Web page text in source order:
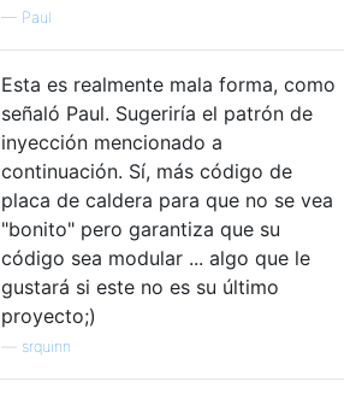
— Paul
Esta es realmente mala forma, como
señaló Paul. Sugeriría el patrón de
inyección mencionado a
continuación. Sí, más código de
placa de caldera para que no se vea
"bonito" pero garantiza que su
código sea modular ... algo que le
gustará si este no es su último
proyecto;)
srquinn